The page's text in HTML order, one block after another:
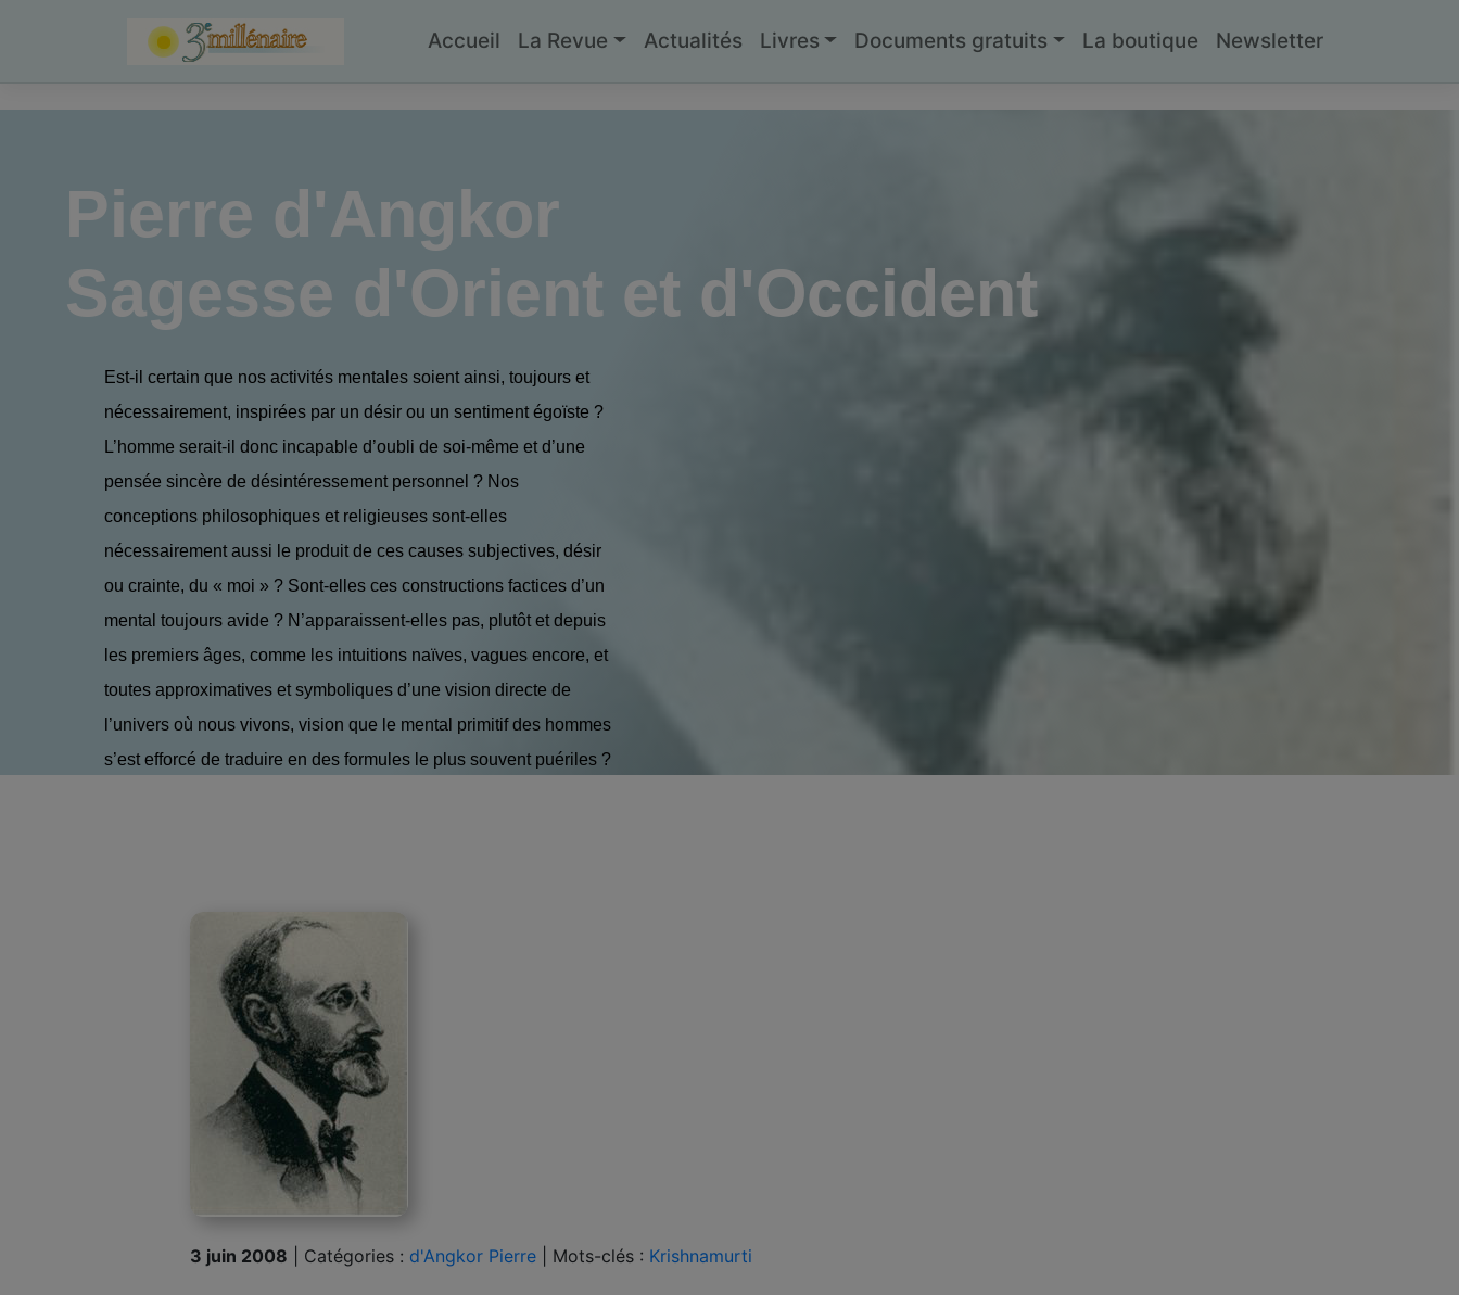
Accueil La Revue Actualités Livres Documents gratuits La boutique Newsletter
Pierre d'Angkor
Sagesse d'Orient et d'Occident
Est-il certain que nos activités mentales soient ainsi, toujours et
nécessairement, inspirées par un désir ou un sentiment égoïste ?
L’homme serait-il donc incapable d’oubli de soi-même et d’une
pensée sincère de désintéressement personnel ? Nos
conceptions philosophiques et religieuses sont-elles
nécessairement aussi le produit de ces causes subjectives, désir
ou crainte, du « moi » ? Sont-elles ces constructions factices d’un
mental toujours avide ? N’apparaissent-elles pas, plutôt et depuis
les premiers âges, comme les intuitions naïves, vagues encore, et
toutes approximatives et symboliques d’une vision directe de
l’univers où nous vivons, vision que le mental primitif des hommes
s’est efforcé de traduire en des formules le plus souvent puériles ?
3 juin 2008 Catégories : d'Angkor Pierre Mots-clés : Krishnamurti